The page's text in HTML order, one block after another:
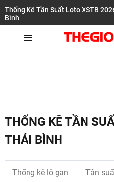
Thống Kê Tần Suất Loto XSTB
Bình
THỐNG KÊ TẦN
THÁI BÌNH
Thống kê lô gan Tần